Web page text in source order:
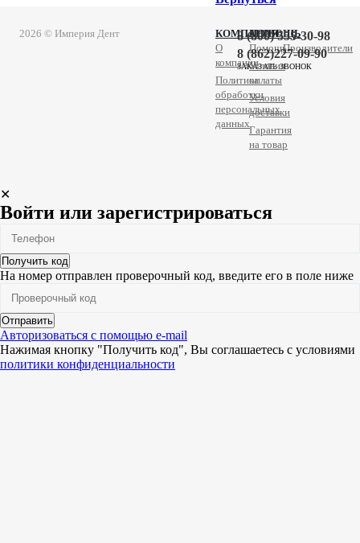
2026 © Империя Дент КОМПАНИЯ
ПОМОЩЬ
О
компании
Политика
обработки
персональных
данных
Помощь
Условия
оплаты
Условия
доставки
Гарантия
на товар
Производители
8 (800) 555-30-98
8 (862)227-09-90
ЗАКАЗАТЬ ЗВОНОК
✕
Войти или зарегистрироваться
Получить код
На номер отправлен проверочный код, введите его в поле ниже
Отправить
Авторизоваться с помощью e-mail
Нажимая кнопку "Получить код", Вы соглашаетесь c условиями
политики конфиденциальности